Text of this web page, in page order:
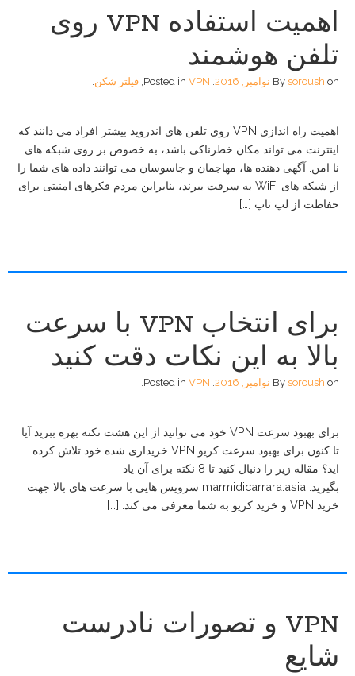
اهمیت استفاده VPN روی
تلفن هوشمند
By soroush on نوامبر, 2016 .
Posted in VPN
, فیلتر شکن.
اهمیت راه اندازی VPN روی تلفن های اندروید بیشتر افراد می دانند که
اینترنت می تواند مکان خطرناکی باشد، به خصوص بر روی شبکه های
نا امن. آگهی دهنده ها، مهاجمان و جاسوسان می توانند داده های شما را
از شبکه های WiFi به سرقت ببرند، بنابراین مردم فکرهای امنیتی برای
حفاظت از لپ تاپ […]
برای انتخاب VPN با سرعت
بالا به این نکات دقت کنید
By soroush on نوامبر, 2016 Posted in VPN
برای بهبود سرعت VPN خود می توانید از این هشت نکته بهره ببرید آیا
تا کنون برای بهبود سرعت کریو VPN خریداری شده خود تلاش کرده
اید؟ مقاله زیر را دنبال کنید تا 8 نکته برای آن یاد
بگیرید. marmidicarrara.asia سرویس هایی با سرعت های بالا جهت
خرید VPN و خرید کریو به شما معرفی می کند. […]
VPN و تصورات نادرست
شایع